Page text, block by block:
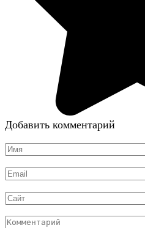
Добавить комментарий
Имя
Email
Сайт
Комментарий